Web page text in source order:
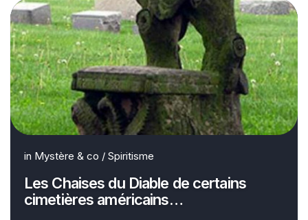
in Mystère & co / Spiritisme
Les Chaises du Diable de certains
cimetières américains…